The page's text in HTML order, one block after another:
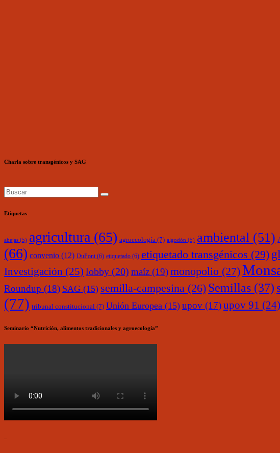
Charla sobre transgénicos y SAG
Etiquetas
abejas (5) agricultura (65) agroecología (7) algodón (5) ambiental (51)
(66) convenio (12) DuPont (6) etiquetado (6) etiquetado transgénicos (29)
Investigación (25) lobby (20) maíz (19)monopolio (27)
Roundup (18) SAG (15) semilla-campesina (26) Semillas (37)
(77) tribunal constitucional (7) Unión Europea (15) upov (17)upov 91 (24)
Seminario “Nutrición, alimentos tradicionales y agroecología”
–